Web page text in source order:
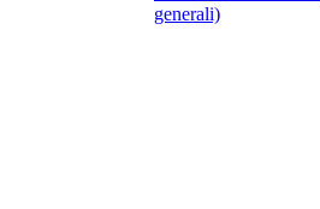
generali)